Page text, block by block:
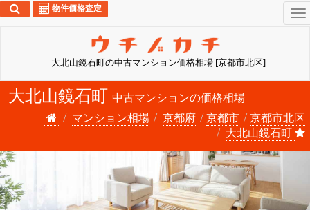
大北山鏡石町の中古マンション価格相場 [京都市北区]
物件価格査定
大北山鏡石町 中古マンションの価格相場
マンション相場
京都府 京都市
京都市北区
大北山鏡石町